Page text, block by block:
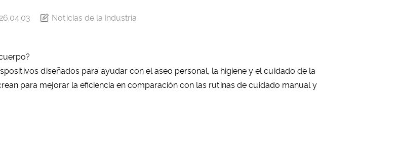
Noticias de la industria
diseñados para ayudar con el aseo personal, la higiene y el cuidado de la
para mejorar la eficiencia en comparación con las rutinas de cuidado manual y